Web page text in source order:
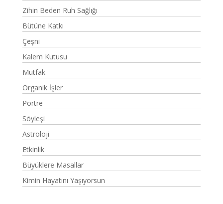
Zihin Beden Ruh Sağlığı
Bütüne Katkı
Çeşni
Kalem Kutusu
Mutfak
Organik İşler
Portre
Söyleşi
Astroloji
Etkinlik
Büyüklere Masallar
Kimin Hayatını Yaşıyorsun